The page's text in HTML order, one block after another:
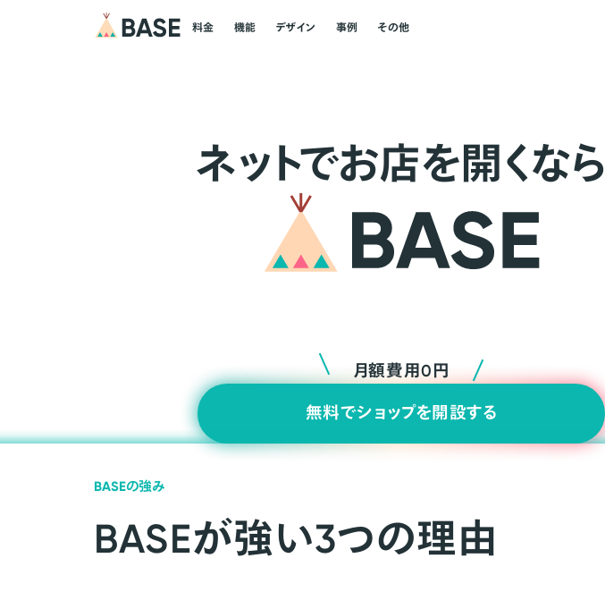
料金 機能 デザイン 事例 その他
ネッ トでお店を開くなら
月額費用0円
無料でショップを開設する
BASEの強み
BASEが強い3つの理由